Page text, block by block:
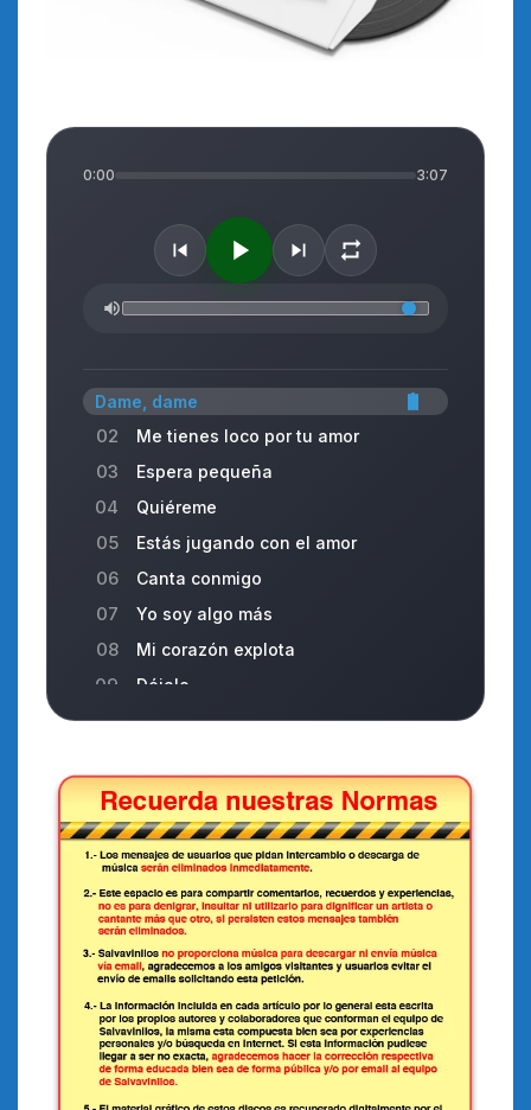
0:00 3:07
Dame, dame
02 Me tienes loco por tu amor
03 Espera pequeña
04 Quiéreme
05 Estás jugando con el amor
06 Canta conmigo
07 Yo soy algo más
08 Mi corazón explota
09 Déjalo
10 Los días de vacaciones